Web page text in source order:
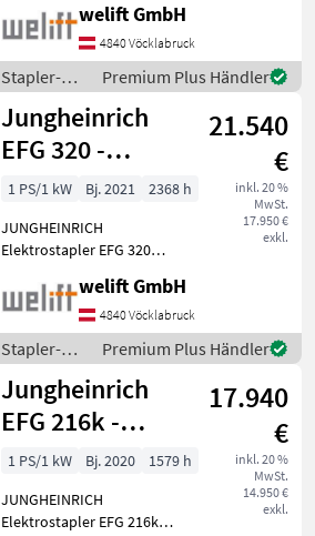
Tragkraft: 1600 kg Hubmast:
TRIPLEX-Freihub Hubhöhe:
4400 mm Bauhöhe: 2145
mm Freihub:
welift GmbH
4840 Vöcklabruck
Stapler-
und
Lagertechnik
/
Jungheinrich
Premium Plus Händler
Jungheinrich
EFG 320 -
TRIPLEX 4,4 m -
!!!!!
21.540
€
inkl. 20 %
MwSt.
17.950 €
exkl.
1 PS/1 kW Bj. 2021
2368 h
JUNGHEINRICH
Elektrostapler EFG 320
Betriebsstunden Tragkraft:
2000 kg Hubmast: TRIPLEX-
Freihub Hubhöhe: 4400 mm
Bauhöhe: 2040 mm Freihub
welift GmbH
4840 Vöcklabruck
Stapler-
und
Lagertechnik
/
Jungheinrich
Premium Plus Händler
Jungheinrich
EFG 216k -
TRIPLEX 6 m -
!
17.940
€
inkl. 20 %
MwSt.
14.950 €
exkl.
1 PS/1 kW Bj. 2020
1579 h
JUNGHEINRICH
Elektrostapler EFG 216k